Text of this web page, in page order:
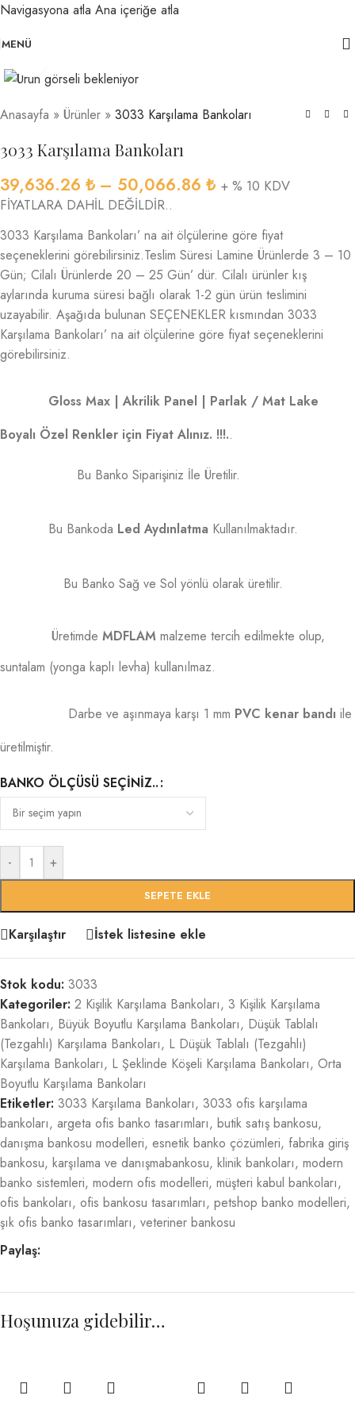
Navigasyona atla Ana içeriğe atla
MENÜ
Anasayfa » Ürünler » 3033 Karşılama Bankoları
3033 Karşılama Bankoları
39,636.26 ₺ – 50,066.86 ₺ + % 10 KDV
FİYATLARA DAHİL DEĞİLDİR..
3033 Karşılama Bankoları’ na ait ölçülerine göre fiyat
seçeneklerini görebilirsiniz.Teslim Süresi Lamine Ürünlerde 3 – 10
Gün; Cilalı Ürünlerde 20 – 25 Gün’ dür. Cilalı ürünler kış
aylarında kuruma süresi bağlı olarak 1-2 gün ürün teslimini
uzayabilir. Aşağıda bulunan SEÇENEKLER kısmından 3033
Karşılama Bankoları’ na ait ölçülerine göre fiyat seçeneklerini
görebilirsiniz.
Gloss Max | Akrilik Panel | Parlak / Mat Lake
Boyalı Özel Renkler için Fiyat Alınız. !!!..
Bu Banko Siparişiniz İle Üretilir.
Bu Bankoda Led Aydınlatma Kullanılmaktadır.
Bu Banko Sağ ve Sol yönlü olarak üretilir.
Üretimde MDFLAM malzeme tercih edilmekte olup,
suntalam (yonga kaplı levha) kullanılmaz.
Darbe ve aşınmaya karşı 1 mm PVC kenar bandı ile
üretilmiştir.
BANKO ÖLÇÜSÜ SEÇINIZ..
- +
SEPETE EKLE
Karşılaştır İstek listesine ekle
Stok kodu: 3033
Kategoriler: 2 Kişilik Karşılama Bankoları, 3 Kişilik Karşılama
Bankoları, Büyük Boyutlu Karşılama Bankoları, Düşük Tablalı
(Tezgahlı) Karşılama Bankoları, L Düşük Tablalı (Tezgahlı)
Karşılama Bankoları, L Şeklinde Köşeli Karşılama Bankoları, Orta
Boyutlu Karşılama Bankoları
Etiketler: 3033 Karşılama Bankoları, 3033 ofis karşılama
bankoları, argeta ofis banko tasarımları, butik satış bankosu,
danışma bankosu modelleri, esnetik banko çözümleri, fabrika giriş
bankosu, karşılama ve danışmabankosu, klinik bankoları, modern
banko sistemleri, modern ofis modelleri, müşteri kabul bankoları,
ofis bankoları, ofis bankosu tasarımları, petshop banko modelleri,
şık ofis banko tasarımları, veteriner bankosu
Paylaş:
Hoşunuza gidebilir…